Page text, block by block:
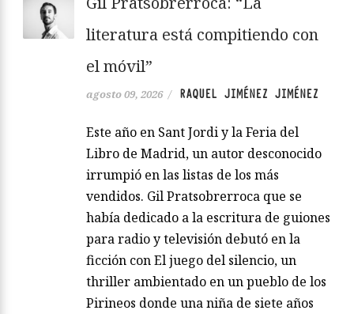
literatura está compitiendo con
el móvil”
agosto 09, 2026 / RAQUEL JIMÉNEZ JIMÉNEZ
Este año en Sant Jordi y la Feria del
Libro de Madrid, un autor desconocido
irrumpió en las listas de los más
vendidos. Gil Pratsobrerroca que se
había dedicado a la escritura de guiones
para radio y televisión debutó en la
ficción con El juego del silencio, un
thriller ambientado en un pueblo de los
Pirineos donde una niña de siete años